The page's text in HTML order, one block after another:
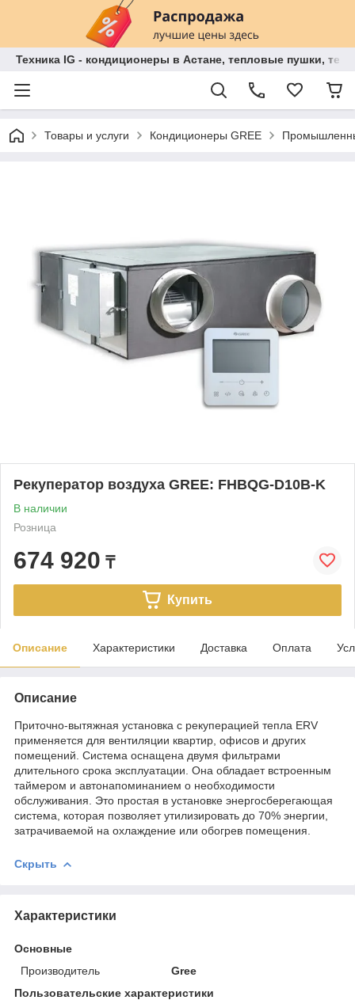
Техника IG - кондиционеры в Астане, тепловые пушки,
Товары и услуги Кондиционеры GREE
Рекуператор воздуха GREE: FHBQG-D10B-K
В наличии
Розница
674 920 ₸
Купить
Описание Характеристики Доставка Оплата
Описание
Приточно-вытяжная установка с рекуперацией тепла ERV
применяется для вентиляции квартир, офисов и других
помещений. Система оснащена двумя фильтрами
длительного срока эксплуатации. Она обладает встроенным
таймером и автонапоминанием о необходимости
обслуживания. Это простая в установке энергосберегающая
система, которая позволяет утилизировать до 70% энергии,
затрачиваемой на охлаждение или обогрев помещения.
Скрыть
Характеристики
Основные
Производитель
Gree
Пользовательские характеристики